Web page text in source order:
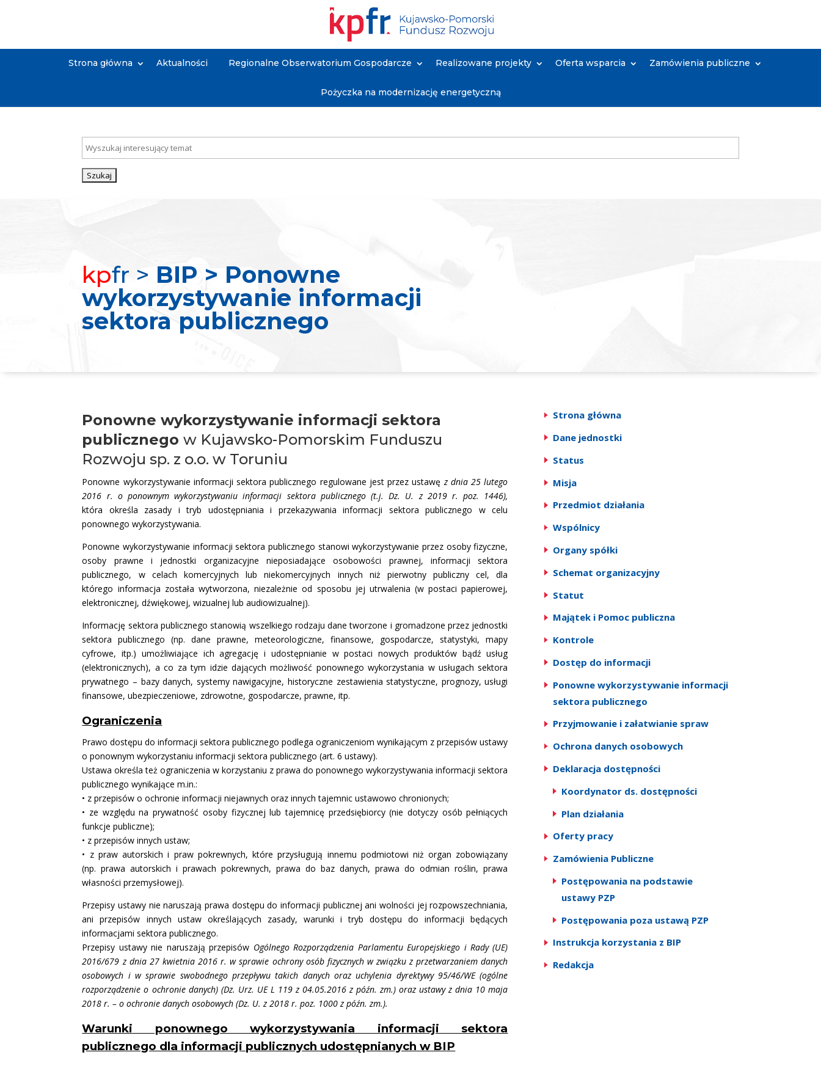
Strona główna Aktualności Regionalne Obserwatorium Gospodarcze Realizowane projekty Oferta wsparcia Zamówienia publiczne
Pożyczka na modernizację energetyczną
Szukaj:
Search
kpfr > BIP > Ponowne
wykorzystywanie informacji
sektora publicznego
Ponowne wykorzystywanie informacji sektora
publicznegow Kujawsko-Pomorskim Funduszu
Rozwoju sp. z o.o. w Toruniu
Ponowne wykorzystywanie informacji sektora publicznego regulowane jest przez ustawęz dnia 25 lutego
2016 r. o ponownym wykorzystywaniu informacji sektora publicznego (t.j. Dz. U. z 2019 r. poz. 1446),
która określa zasady i tryb udostępniania i przekazywania informacji sektora publicznego w celu
ponownego wykorzystywania.
Ponowne wykorzystywanie informacji sektora publicznego stanowi wykorzystywanie przez osoby fizyczne,
osoby prawne i jednostki organizacyjne nieposiadające osobowości prawnej, informacji sektora
publicznego, w celach komercyjnych lub niekomercyjnych innych niż pierwotny publiczny cel, dla
którego informacja została wytworzona, niezależnie od sposobu jej utrwalenia (w postaci papierowej,
elektronicznej, dźwiękowej, wizualnej lub audiowizualnej).
Informację sektora publicznego stanowią wszelkiego rodzaju dane tworzone i gromadzone przez jednostki
sektora publicznego (np. dane prawne, meteorologiczne, finansowe, gospodarcze, statystyki, mapy
cyfrowe, itp.) umożliwiające ich agregację i udostępnianie w postaci nowych produktów bądź usług
(elektronicznych), a co za tym idzie dających możliwość ponownego wykorzystania w usługach sektora
prywatnego – bazy danych, systemy nawigacyjne, historyczne zestawienia statystyczne, prognozy, usługi
finansowe, ubezpieczeniowe, zdrowotne, gospodarcze, prawne, itp.
Ograniczenia
Prawo dostępu do informacji sektora publicznego podlega ograniczeniom wynikającym z przepisów ustawy
o ponownym wykorzystaniu informacji sektora publicznego (art. 6 ustawy).
Ustawa określa też ograniczenia w korzystaniu z prawa do ponownego wykorzystywania informacji sektora
publicznego wynikające m.in.:
• z przepisów o ochronie informacji niejawnych oraz innych tajemnic ustawowo chronionych;
• ze względu na prywatność osoby fizycznej lub tajemnicę przedsiębiorcy (nie dotyczy osób pełniących
funkcje publiczne);
• z przepisów innych ustaw;
• z praw autorskich i praw pokrewnych, które przysługują innemu podmiotowi niż organ zobowiązany
(np. prawa autorskich i prawach pokrewnych, prawa do baz danych, prawa do odmian roślin, prawa
własności przemysłowej).
Przepisy ustawy nie naruszają prawa dostępu do informacji publicznej ani wolności jej rozpowszechniania,
ani przepisów innych ustaw określających zasady, warunki i tryb dostępu do informacji będących
informacjami sektora publicznego.
Przepisy ustawy nie naruszają przepisów Ogólnego Rozporządzenia Parlamentu Europejskiego i Rady (UE)
2016/679 z dnia 27 kwietnia 2016 r. w sprawie ochrony osób fizycznych w związku z przetwarzaniem danych
osobowych i w sprawie swobodnego przepływu takich danych oraz uchylenia dyrektywy 95/46/WE (ogólne
rozporządzenie o ochronie danych) (Dz. Urz. UE L 119 z 04.05.2016 z późn. zm.) oraz ustawy z dnia 10 maja
2018 r. – o ochronie danych osobowych (Dz. U. z 2018 r. poz. 1000 z późn. zm.).
Warunki ponownego wykorzystywania informacji sektora
publicznego dla informacji publicznych udostępnianych w BIP
Strona główna
Dane jednostki
Status
Misja
Przedmiot działania
Wspólnicy
Organy spółki
Schemat organizacyjny
Statut
Majątek i Pomoc publiczna
Kontrole
Dostęp do informacji
Ponowne wykorzystywanie informacji
sektora publicznego
Przyjmowanie i załatwianie spraw
Ochrona danych osobowych
Deklaracja dostępności
Koordynator ds. dostępności
Plan działania
Oferty pracy
Zamówienia Publiczne
Postępowania na podstawie
ustawy PZP
Postępowania poza ustawą PZP
Instrukcja korzystania z BIP
Redakcja